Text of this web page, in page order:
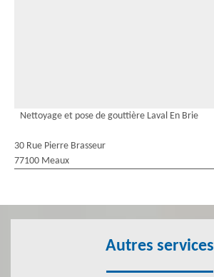
Nettoyage et pose de gouttière Laval En Brie
30 Rue Pierre Brasseur
77100 Meaux
Autres services